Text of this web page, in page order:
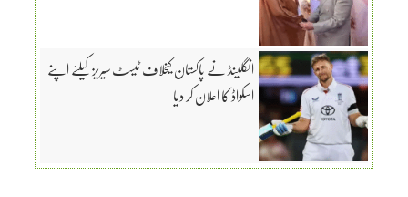
انگلینڈ نے پاکستان کیخلاف ٹیسٹ سیریز کیلئے اپنے
اسکواڈ کا اعلان کر دیا